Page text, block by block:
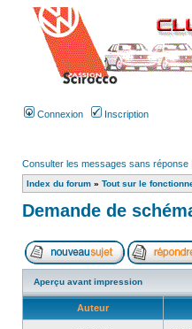
Connexion Inscription
Consulter les messages sans réponse
Index du forum » Tout sur le
Demande de
Aperçu avant impression
Auteur